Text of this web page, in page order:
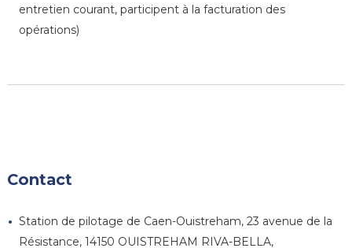
entretien courant, participent à la facturation des
opérations)
Contact
Station de pilotage de Caen-Ouistreham, 23 avenue de la
Résistance, 14150 OUISTREHAM RIVA-BELLA,